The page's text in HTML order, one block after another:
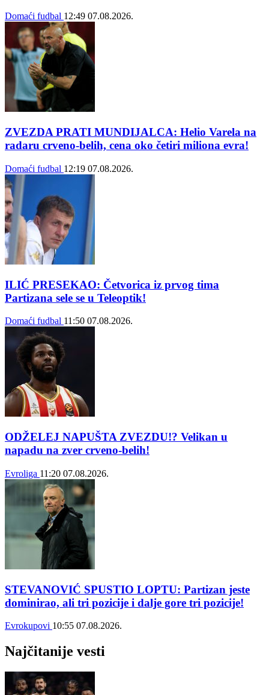
Domaći fudbal 12:49 07.08.2026.
ZVEZDA PRATI MUNDIJALCA: Helio Varela na
radaru crveno-belih, cena oko četiri miliona evra!
Domaći fudbal 12:19 07.08.2026.
ILIĆ PRESEKAO: Četvorica iz prvog tima
Partizana sele se u Teleoptik!
Domaći fudbal 11:50 07.08.2026.
ODŽELEJ NAPUŠTA ZVEZDU!? Velikan u
napadu na zver crveno-belih!
Evroliga 11:20 07.08.2026.
STEVANOVIĆ SPUSTIO LOPTU: Partizan jeste
dominirao, ali tri pozicije i dalje gore tri pozicije!
Evrokupovi 10:55 07.08.2026.
Najčitanije vesti